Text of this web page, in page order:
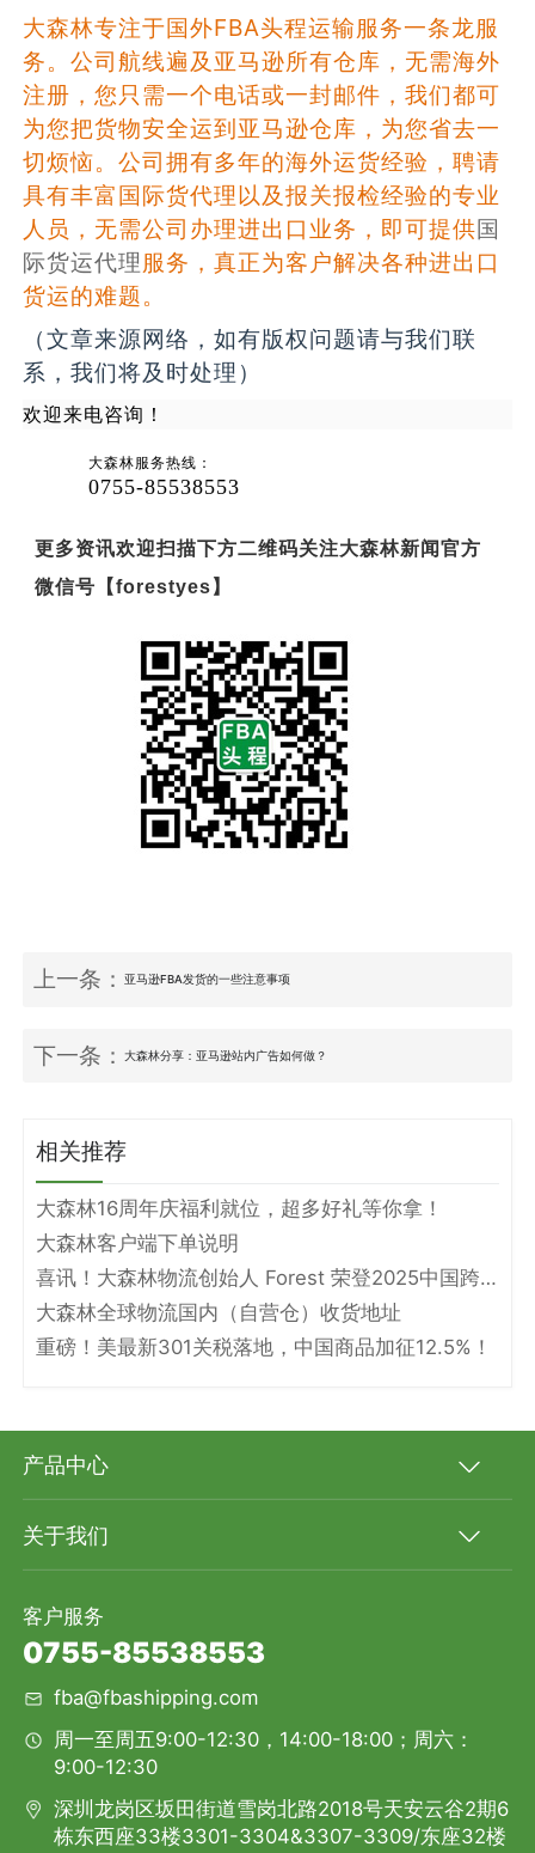
大森林专注于国外FBA头程运输服务一条龙服
务。公司航线遍及亚马逊所有仓库，无需海外
注册，您只需一个电话或一封邮件，我们都可
为您把货物安全运到亚马逊仓库，为您省去一
切烦恼。公司拥有多年的海外运货经验，聘请
具有丰富国际货代理以及报关报检经验的专业
人员，无需公司办理进出口业务，即可提供国
际货运代理 服务，真正为客户解决各种进出口
货运的难题。
（文章来源网络，如有版权问题请与我们联
系，我们将及时处理）
欢迎来电咨询！
大森林服务热线：
0755-85538553
更多资讯欢迎扫描下方二维码关注大森林新闻官方
微信号【forestyes】
上一条：亚马逊FBA发货的一些注意事项
下一条：大森林分享：亚马逊站内广告如何做？
相关推荐
大森林16周年庆福利就位，超多好礼等你拿！
大森林客户端下单说明
喜讯！大森林物流创始人 Forest 荣登2025中国跨境电商物流名人堂！
大森林全球物流国内（自营仓）收货地址
重磅！美最新301关税落地，中国商品加征12.5%！
产品中心
关于我们
客户服务
0755-85538553
fba@fbashipping.com
周一至周五9:00-12:30，14:00-18:00；周六：
9:00-12:30
深圳龙岗区坂田街道雪岗北路2018号天安云谷2期6
栋东西座33楼3301-3304&3307-3309/东座32楼